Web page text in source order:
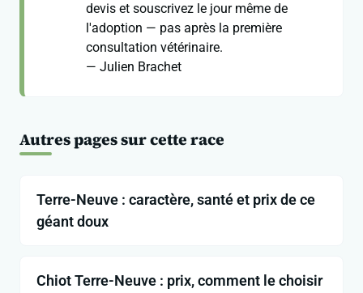
devis et souscrivez le jour même de
l'adoption — pas après la première
consultation vétérinaire.
— Julien Brachet
Autres pages sur cette race
Terre-Neuve : caractère, santé et prix de ce
géant doux
Chiot Terre-Neuve : prix, comment le choisir